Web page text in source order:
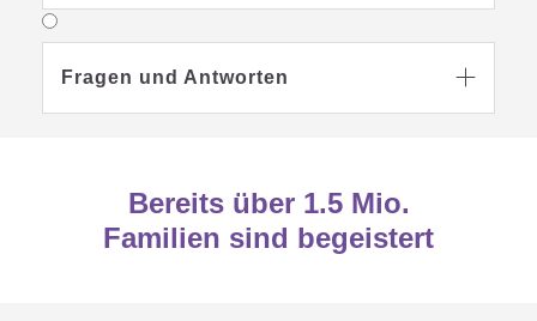
Fragen und Antworten 
Bereits über 1.5 Mio.
Familien sind begeistert